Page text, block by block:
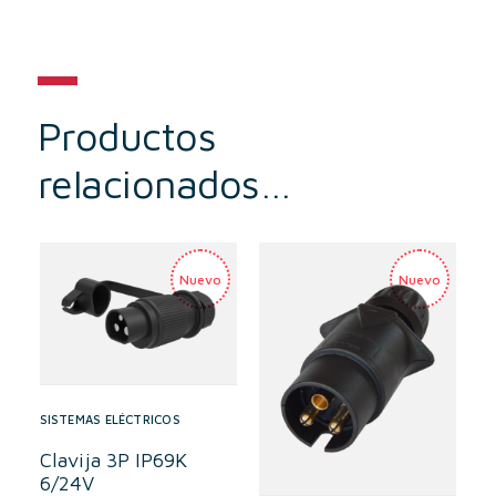
Productos
relacionados…
SISTEMAS ELÉCTRICOS
Clavija 3P IP69K
6/24V